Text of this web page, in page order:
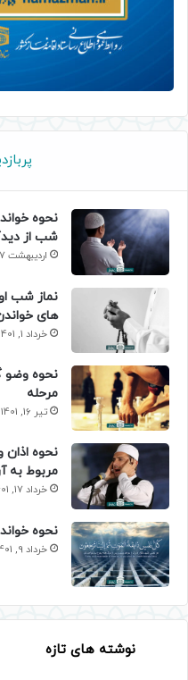
نحوه
شب از
اردیبهشت 27, 1401
نماز شب
های
خرداد 1, 1401
نحوه وضو
مرحله
تیر 16, 1401
نحوه اذان
مربوط به
خرداد 17, 1401
نحوه
خرداد 9, 1401
نوشته های تازه